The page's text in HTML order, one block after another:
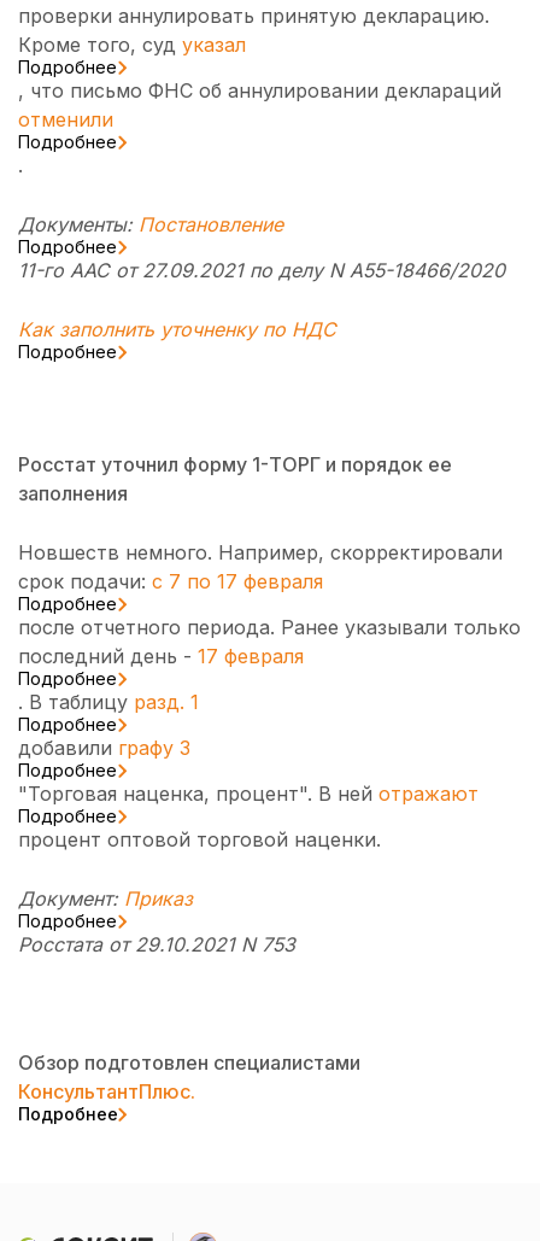
проверки аннулировать принятую декларацию.
Кроме того, суд указал
Подробнее
, что письмо ФНС об аннулировании деклараций
отменили
Подробнее
.
Документы: Постановление
Подробнее
11-го ААС от 27.09.2021 по делу N A55-18466/2020
Как заполнить уточненку по НДС
Подробнее
Росстат уточнил форму 1-ТОРГ и порядок ее
заполнения
Новшеств немного. Например, скорректировали
срок подачи: с 7 по 17 февраля
Подробнее
после отчетного периода. Ранее указывали только
последний день - 17 февраля
Подробнее
. В таблицу разд. 1
Подробнее
добавили графу 3
Подробнее
"Торговая наценка, процент". В ней отражают
Подробнее
процент оптовой торговой наценки.
Документ: Приказ
Подробнее
Росстата от 29.10.2021 N 753
Обзор подготовлен специалистами
КонсультантПлюс.
Подробнее